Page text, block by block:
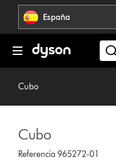
Omitir
navegación España
en
Cubo
Cubo
Referencia 965272-01